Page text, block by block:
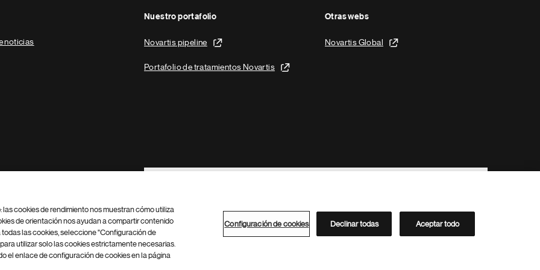
noticias
Nuestro portafolio
Novartis pipeline
Portafolio de tratamientos Novartis
Otras webs
Novartis Global
Footer Site Search
Configuración de cookies Mapa del sitio
Directorio de Novartis
cookies de rendimiento nos muestran cómo utiliza
de orientación nos ayudan a compartir contenido
las cookies, seleccione "Configuración de
utilizar solo las cookies estrictamente necesarias.
el enlace de configuración de cookies en la página
Configuración de cookies Declinar todas Aceptar todo